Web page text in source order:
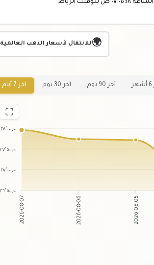
الساعة :١٨ ص بتوقيت الرباط
🌍للانتقال لأسعار الذهب العالمية
آخر 90 يوم آخر 30 يوم آخر 7 أيام
٢٨٬٠٠٠٫٠٠
٢٧٬٥٠٠٫٠٠
٢٧٬٠٠٠٫٠٠
٢٦٬٥٠٠٫٠٠
2026-08-07 2026-08-06 2026-08-05